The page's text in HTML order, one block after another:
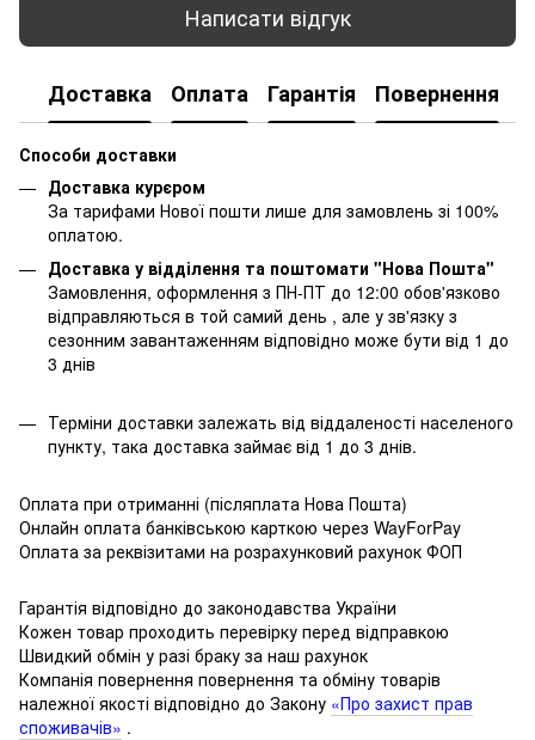
Написати відгук
Доставка Оплата Гарантія Повернення
Способи доставки
Доставка курєром
За тарифами Нової пошти лише для замовлень зі 100%
оплатою.
Доставка у відділення та поштомати "Нова Пошта"
Замовлення, оформлення з ПН-ПТ до 12:00 обов'язково
відправляються в той самий день , але у зв'язку з
сезонним завантаженням відповідно може бути від 1 до
3 днів
Терміни доставки залежать від віддаленості населеного
пункту, така доставка займає від 1 до 3 днів.
Оплата при отриманні (післяплата Нова Пошта)
Онлайн оплата банківською карткою через WayForPay
Оплата за реквізитами на розрахунковий рахунок ФОП
Гарантія відповідно до законодавства України
Кожен товар проходить перевірку перед відправкою
Швидкий обмін у разі браку за наш рахунок
Компанія повернення повернення та обміну товарів
належної якості відповідно до Закону «Про захист прав
споживачів» .